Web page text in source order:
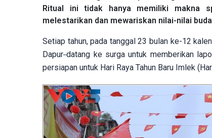
Ritual ini tidak hanya memiliki makna
melestarikan dan mewariskan nilai-nilai
Setiap tahun, pada tanggal 23 bulan ke-12
Dapur datang ke surga untuk memberikan
persiapan untuk Hari Raya Tahun Baru Imlek